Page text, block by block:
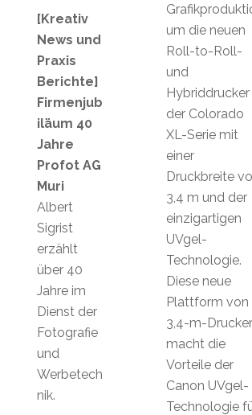
um die neuen
Roll-to-Roll-
und
Hybriddrucker
der Colorado
XL-Serie mit
einer
Druckbreite
3,4 m und der
einzigartigen
UVgel-
Technologie.
Diese neue
Plattform von
3,4-m-
macht die
Vorteile der
Canon UVgel-
Technologie
[Kreativ
News und
Praxis
Berichte]
Firmenjub
iläum 40
Jahre
Profot AG
Muri
Albert
Sigrist
erzählt
über 40
Jahre im
Dienst der
Fotografie
und
Werbetech
nik.